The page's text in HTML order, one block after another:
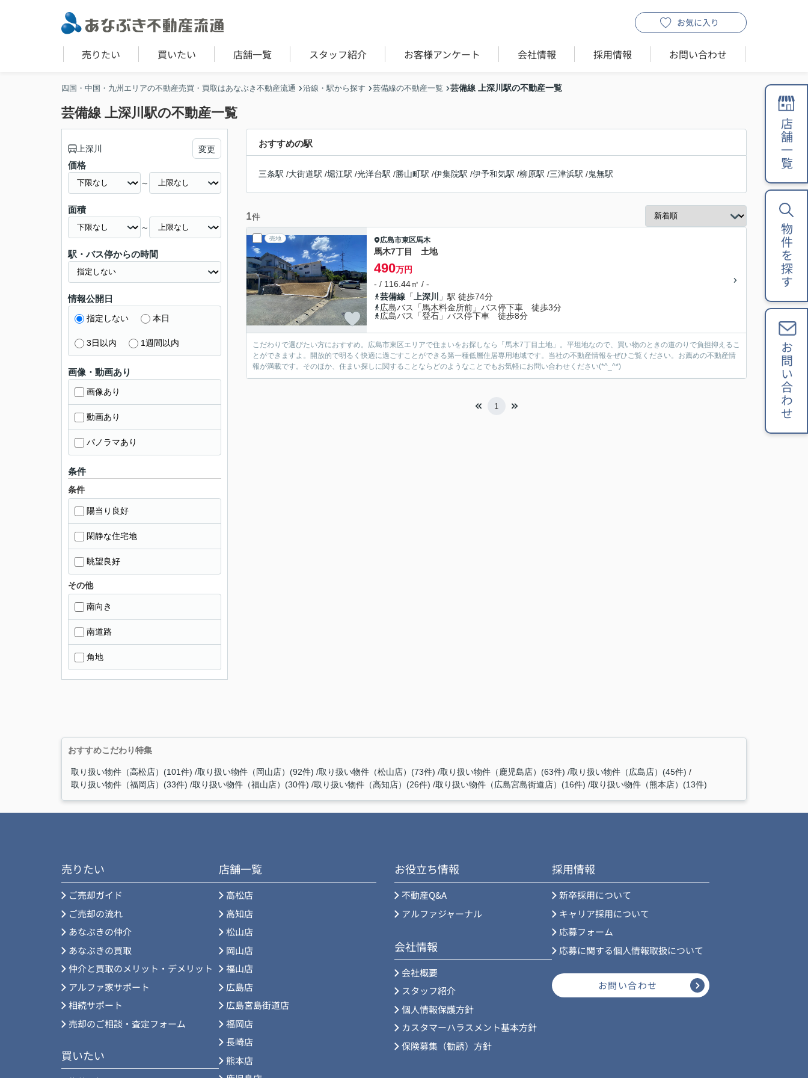
お気に入り
売りたい 買いたい 店舗一覧 スタッフ紹介 お客様アンケート 会社情報 採用情報 お問い合わせ
四国・中国・九州エリアの不動産売買・買取はあなぶき不動産流通 沿線・駅から探す 芸備線の不動産一覧 芸備線 上深川駅の不動産一覧
芸備線 上深川駅の不動産一覧
おすすめの駅
三条駅 /大街道駅 /堀江駅 /光洋台駅 /勝山町駅 /伊集院駅 /伊予和気駅 /柳原駅 /三津浜駅 /鬼無駅
1件
売地 広島市東区馬木
馬木7丁目 土地
490万円
- / 116.44㎡ / -
芸備線 「 上深川
」駅 徒歩74分
広島バス「馬木料金所前」バス停下車 徒歩3分
広島バス「登石」バス停下車 徒歩8分
こだわりで選びたい方におすすめ。広島市東区エリアで住まいをお探しなら「馬木7丁目土地」。平坦地なので、買い物のときの道のりで負担抑えるこ
とができますよ。開放的で明るく快適に過ごすことができる第一種低層住居専用地域です。当社の不動産情報をぜひご覧ください。お薦めの不動産情
報が満載です。そのほか、住まい探しに関することならどのようなことでもお気軽にお問い合わせください(*^_^*)
1
上深川 変更
価格
～
面積
～
駅・バス停からの時間
情報公開日
指定しない 本日
3日以内 1週間以内
画像・動画あり
画像あり
動画あり
パノラマあり
条件
条件
陽当り良好
閑静な住宅地
眺望良好
その他
南向き
南道路
角地
おすすめこだわり特集
取り扱い物件（高松店）(101件) 取り扱い物件（岡山店）(92件) 取り扱い物件（松山店）(73件) 取り扱い物件（鹿児島店）(63件) 取り扱い物件（広島店）(45件)
取り扱い物件（福岡店）(33件) 取り扱い物件（福山店）(30件) 取り扱い物件（高知店）(26件) 取り扱い物件（広島宮島街道店）(16件) 取り扱い物件（熊本店）(13件)
売りたい
ご売却ガイド
ご売却の流れ
あなぶきの仲介
あなぶきの買取
仲介と買取のメリット・デメリット
アルファ家サポート
相続サポート
売却のご相談・査定フォーム
買いたい
店舗一覧
高松店
高知店
松山店
岡山店
福山店
広島店
広島宮島街道店
福岡店
長崎店
熊本店
お役立ち情報
不動産Q&A
アルファジャーナル
会社情報
会社概要
スタッフ紹介
個人情報保護方針
カスタマーハラスメント基本方針
保険募集（勧誘）方針
採用情報
新卒採用について
キャリア採用について
応募フォーム
応募に関する個人情報取扱について
お問い合わせ
店舗一覧
物件を探す
お問い合わせ